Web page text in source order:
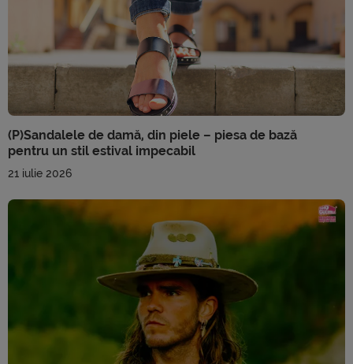
(P)Sandalele de damă, din piele – piesa de bază
pentru un stil estival impecabil
21 iulie 2026